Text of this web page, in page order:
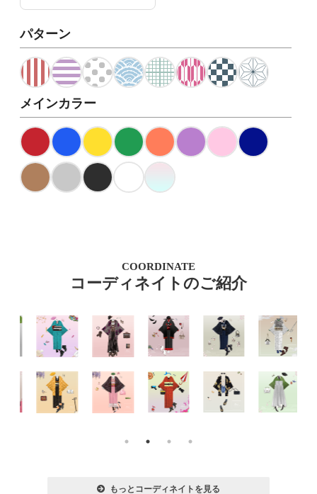
パターン
メインカラー
COORDINATE
コーディネイトのご紹介
もっとコーディネイトを見る